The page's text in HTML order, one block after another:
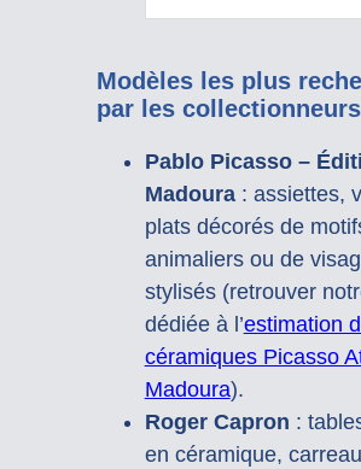
Modèles les plus
par les collectionneurs
Pablo Picasso –
Madoura: assiettes,
plats décorés de
animaliers ou de
stylisés (retrouver
dédiée à l’estimation
céramiques Picasso
Madoura).
Roger Capron :
en céramique,